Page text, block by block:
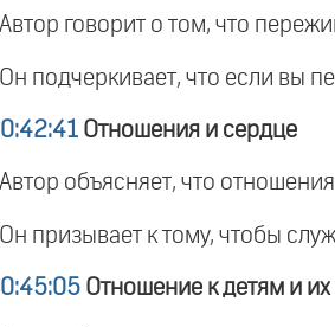
Автор говорит о том, что
Он подчеркивает, что если вы
Отношения и сердце
Автор объясняет, что
Он призывает к тому, чтобы
Отношение к детям и